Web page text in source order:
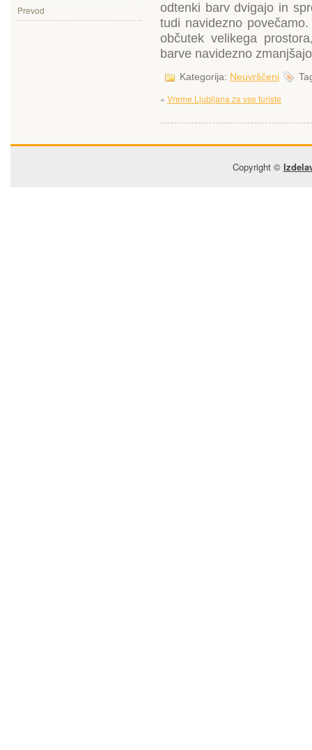
Prevod
odtenki barv dvigajo in
tudi navidezno
občutek velikega
barve navidezno
Kategorija: Neuvrščeni
« Vreme Ljubljana za vse turiste
Copyright ©